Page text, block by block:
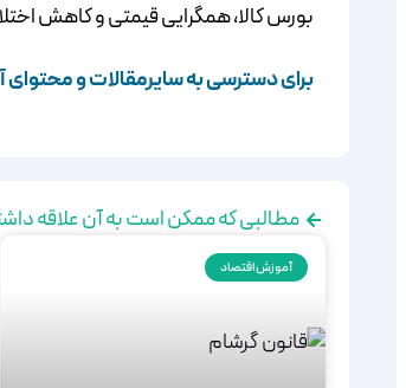
بورس کالا، همگرایی قیمتی و کاهش
برای دسترسی به سایرمقالات و
مطالبی که ممکن است به آن علاقه
آموزش اقتصاد